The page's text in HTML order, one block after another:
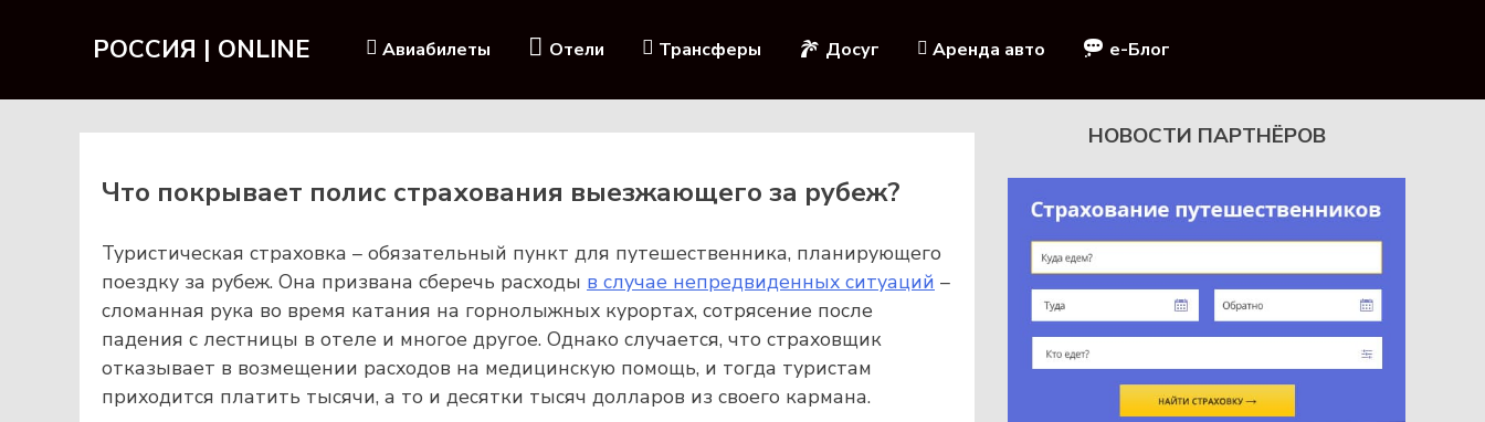
РОССИЯ | ONLINE Авиабилеты Отели Трансферы Досуг Аренда авто e-Блог
Что покрывает полис страхования выезжающего за рубеж?
Туристическая страховка – обязательный пункт для путешественника, планирующего
поездку за рубеж. Она призвана сберечь расходы в случае непредвиденных ситуаций –
сломанная рука во время катания на горнолыжных курортах, сотрясение после
падения с лестницы в отеле и многое другое. Однако случается, что страховщик
отказывает в возмещении расходов на медицинскую помощь, и тогда туристам
приходится платить тысячи, а то и десятки тысяч долларов из своего кармана.
НОВОСТИ ПАРТНЁРОВ